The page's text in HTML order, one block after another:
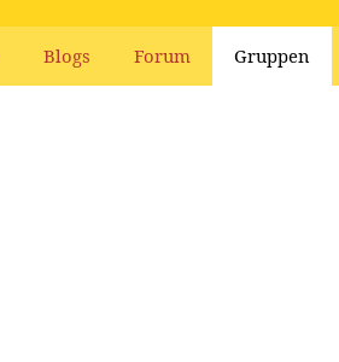
Blogs Forum Gruppen